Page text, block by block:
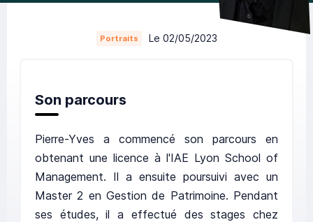
Portraits Le 02/05/2023
Son parcours
Pierre-Yves a commencé son parcours en
obtenant une licence à l'IAE Lyon School of
Management. Il a ensuite poursuivi avec un
Master 2 en Gestion de Patrimoine. Pendant
ses études, il a effectué des stages chez